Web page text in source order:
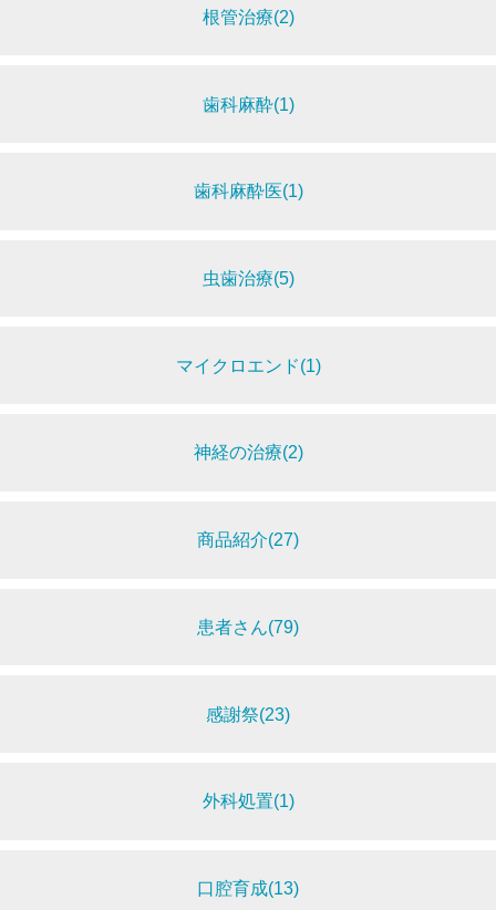
根管治療(2)
歯科麻酔(1)
歯科麻酔医(1)
虫歯治療(5)
マイクロエンド(1)
神経の治療(2)
商品紹介(27)
患者さん(79)
感謝祭(23)
外科処置(1)
口腔育成(13)